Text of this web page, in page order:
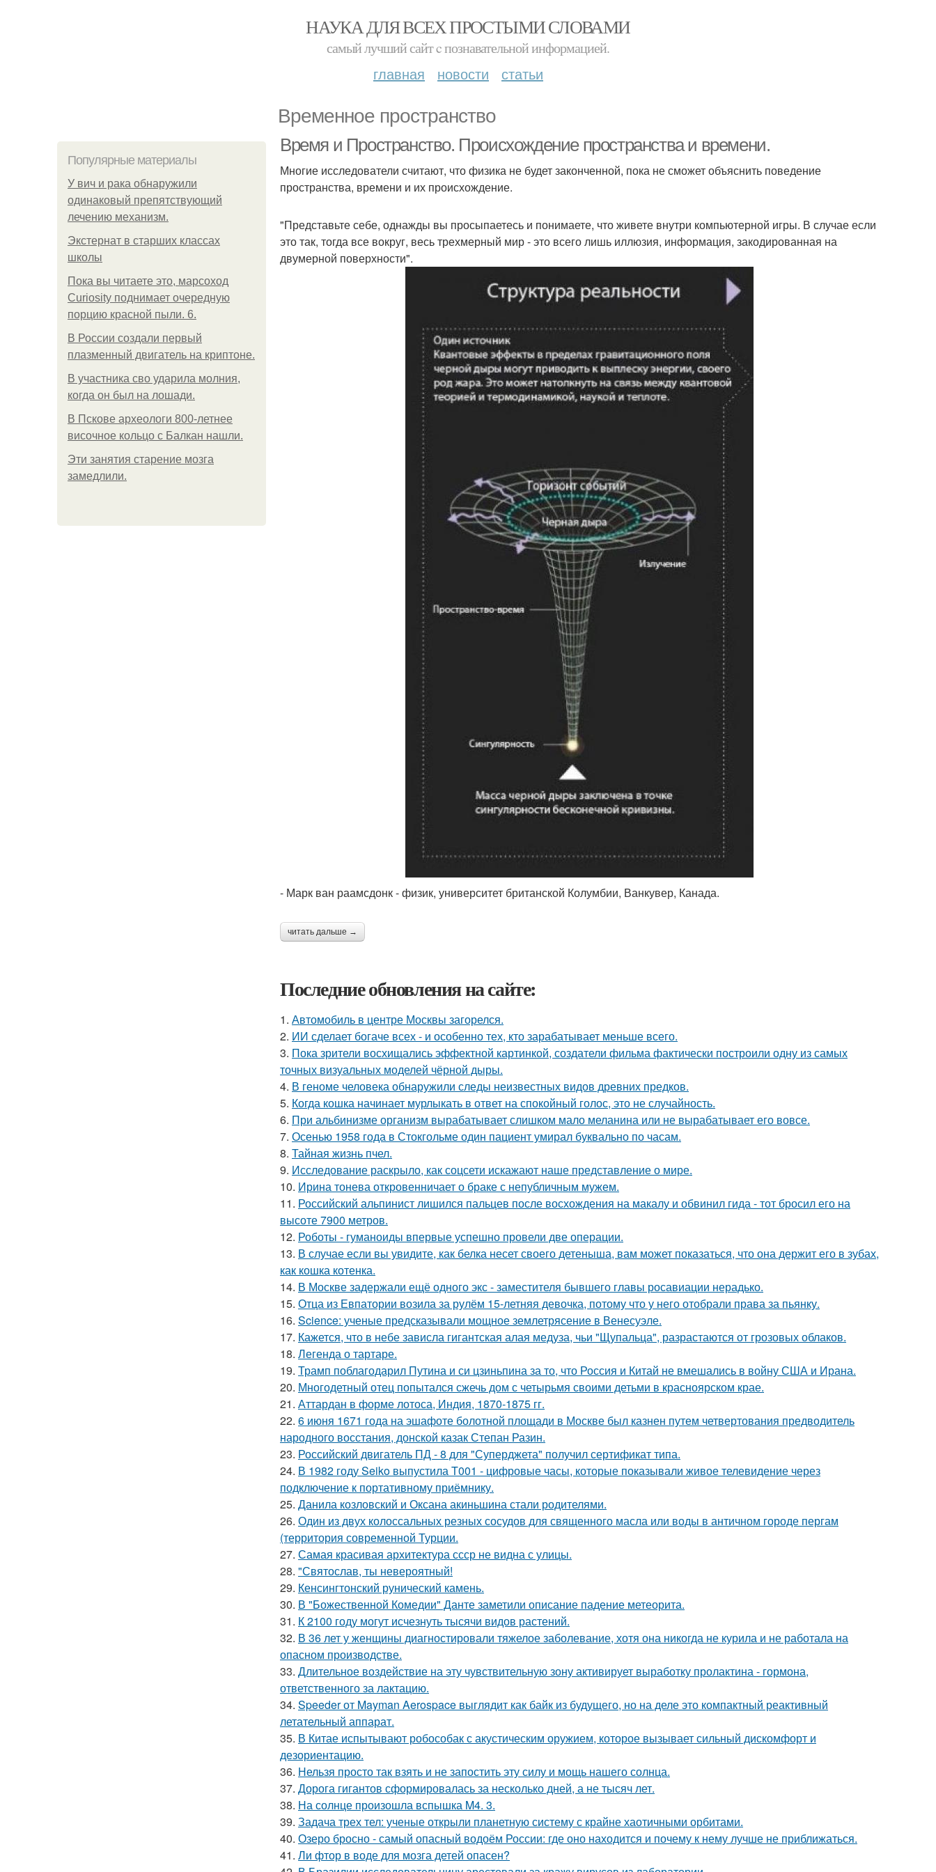
НАУКА ДЛЯ ВСЕХ ПРОСТЫМИ СЛОВАМИ
самый лучший сайт c познавательной информацией.
главная новости статьи
Временное пространство
Популярные материалы
У вич и рака обнаружили
одинаковый препятствующий
лечению механизм.
Экстернат в старших классах
школы
Пока вы читаете это, марсоход
Curiosity поднимает очередную
порцию красной пыли. 6.
В России создали первый
плазменный двигатель на криптоне.
В участника сво ударила молния,
когда он был на лошади.
В Пскове археологи 800-летнее
височное кольцо с Балкан нашли.
Эти занятия старение мозга
замедлили.
Время и Пространство. Происхождение пространства и времени.
Многие исследователи считают, что физика не будет законченной, пока не сможет объяснить поведение
пространства, времени и их происхождение.
"Представьте себе, однажды вы просыпаетесь и понимаете, что живете внутри компьютерной игры. В случае если
это так, тогда все вокруг, весь трехмерный мир - это всего лишь иллюзия, информация, закодированная на
двумерной поверхности".
- Марк ван раамсдонк - физик, университет британской Колумбии, Ванкувер, Канада.
читать дальше →
Последние обновления на сайте:
1. Автомобиль в центре Москвы загорелся.
2. ИИ сделает богаче всех - и особенно тех, кто зарабатывает меньше всего.
3. Пока зрители восхищались эффектной картинкой, создатели фильма фактически построили одну из самых
точных визуальных моделей чёрной дыры.
4. В геноме человека обнаружили следы неизвестных видов древних предков.
5. Когда кошка начинает мурлыкать в ответ на спокойный голос, это не случайность.
6. При альбинизме организм вырабатывает слишком мало меланина или не вырабатывает его вовсе.
7. Осенью 1958 года в Стокгольме один пациент умирал буквально по часам.
8. Тайная жизнь пчел.
9. Исследование раскрыло, как соцсети искажают наше представление о мире.
10. Ирина тонева откровенничает о браке с непубличным мужем.
11. Российский альпинист лишился пальцев после восхождения на макалу и обвинил гида - тот бросил его на
высоте 7900 метров.
12. Роботы - гуманоиды впервые успешно провели две операции.
13. В случае если вы увидите, как белка несет своего детеныша, вам может показаться, что она держит его в зубах,
как кошка котенка.
14. В Москве задержали ещё одного экс - заместителя бывшего главы росавиации нерадько.
15. Отца из Евпатории возила за рулём 15-летняя девочка, потому что у него отобрали права за пьянку.
16. Science: ученые предсказывали мощное землетрясение в Венесуэле.
17. Кажется, что в небе зависла гигантская алая медуза, чьи "Щупальца", разрастаются от грозовых облаков.
18. Легенда о тартаре.
19. Трамп поблагодарил Путина и си цзиньпина за то, что Россия и Китай не вмешались в войну США и Ирана.
20. Многодетный отец попытался сжечь дом с четырьмя своими детьми в красноярском крае.
21. Аттардан в форме лотоса, Индия, 1870-1875 гг.
22. 6 июня 1671 года на эшафоте болотной площади в Москве был казнен путем четвертования предводитель
народного восстания, донской казак Степан Разин.
23. Российский двигатель ПД - 8 для "Суперджета" получил сертификат типа.
24. В 1982 году Seiko выпустила T001 - цифровые часы, которые показывали живое телевидение через
подключение к портативному приёмнику.
25. Данила козловский и Оксана акиньшина стали родителями.
26. Один из двух колоссальных резных сосудов для священного масла или воды в античном городе пергам
(территория современной Турции.
27. Самая красивая архитектура ссср не видна с улицы.
28. "Святослав, ты невероятный!
29. Кенсингтонский рунический камень.
30. В "Божественной Комедии" Данте заметили описание падение метеорита.
31. К 2100 году могут исчезнуть тысячи видов растений.
32. В 36 лет у женщины диагностировали тяжелое заболевание, хотя она никогда не курила и не работала на
опасном производстве.
33. Длительное воздействие на эту чувствительную зону активирует выработку пролактина - гормона,
ответственного за лактацию.
34. Speeder от Mayman Aerospace выглядит как байк из будущего, но на деле это компактный реактивный
летательный аппарат.
35. В Китае испытывают робособак с акустическим оружием, которое вызывает сильный дискомфорт и
дезориентацию.
36. Нельзя просто так взять и не запостить эту силу и мощь нашего солнца.
37. Дорога гигантов сформировалась за несколько дней, а не тысяч лет.
38. На солнце произошла вспышка M4. 3.
39. Задача трех тел: ученые открыли планетную систему с крайне хаотичными орбитами.
40. Озеро бросно - самый опасный водоём России: где оно находится и почему к нему лучше не приближаться.
41. Ли фтор в воде для мозга детей опасен?